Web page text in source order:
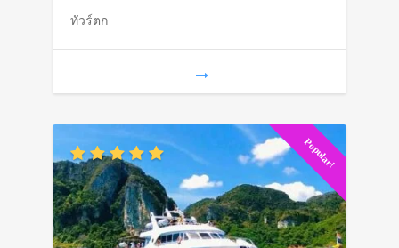
ทัวร์ตก
Popular!